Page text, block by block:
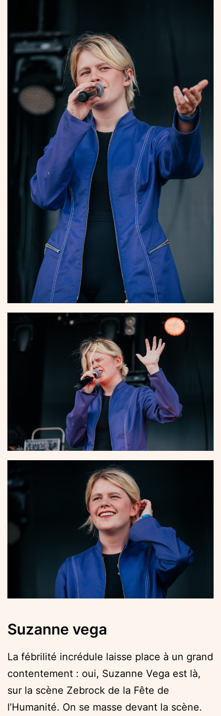
Suzanne vega
La fébrilité incrédule laisse place à un grand
contentement : oui, Suzanne Vega est là,
sur la scène Zebrock de la Fête de
l’Humanité. On se masse devant la scène.